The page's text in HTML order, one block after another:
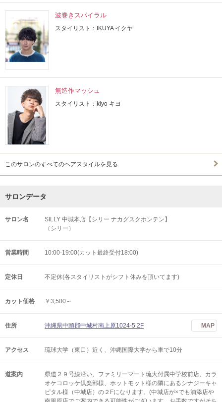
波巻きスパイラル
スタイリスト：IKUYA イクヤ
無造作マッシュ
スタイリスト：kiyo キヨ
このサロンのすべてのヘアスタイルを見る
サロンデータ
サロン名
SILLY 中城本店【シリー ナカグスクホンテン】
（シリー）
営業時間 10:00-19:00(カット最終受付18:00)
定休日 不定休(各スタイリストがシフト休みを頂いてます)
カット価格 ￥3,500～
住所 沖縄県中頭郡中城村南上原1024-5 2F MAP
アクセス 琉球大学（東口）近く、沖縄国際大学から車で10分
道案内
県道２９号線沿い、ファミリーマート琉大付属中学校前店、カラ
オケコロッケ倶楽部様、ホットモット様の隣にあるシナジーキャ
ピタル様（中城店）の２Fになります。(中城店が×でも浦添店や